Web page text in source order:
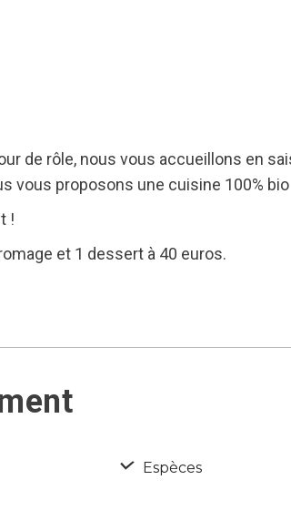
de rôle, nous vous accueillons en
vous proposons une cuisine 100%
!
et 1 dessert à 40 euros.
Espèces